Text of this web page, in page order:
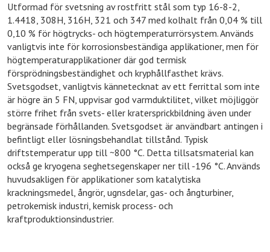
Utformad för svetsning av rostfritt stål som typ 16-8-2,
1.4418, 308H, 316H, 321 och 347 med kolhalt från 0,04 % till
0,10 % för högtrycks- och högtemperaturrörsystem. Används
vanligtvis inte för korrosionsbeständiga applikationer, men för
högtemperaturapplikationer där god termisk
försprödningsbeständighet och kryphållfasthet krävs.
Svetsgodset, vanligtvis kännetecknat av ett ferrittal som inte
är högre än 5 FN, uppvisar god varmduktilitet, vilket möjliggör
större frihet från svets- eller kratersprickbildning även under
begränsade förhållanden. Svetsgodset är användbart antingen i
befintligt eller lösningsbehandlat tillstånd. Typisk
driftstemperatur upp till ~800 °C. Detta tillsatsmaterial kan
också ge kryogena seghetsegenskaper ner till -196 °C. Används
huvudsakligen för applikationer som katalytiska
krackningsmedel, ångrör, ugnsdelar, gas- och ångturbiner,
petrokemisk industri, kemisk process- och
kraftproduktionsindustrier.